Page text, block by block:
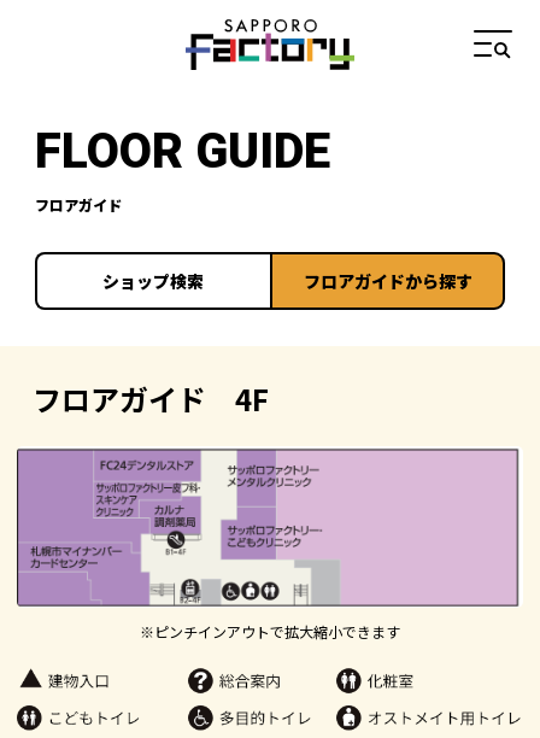
FLOOR GUIDE
フロアガイド
ショップ検索 フロアガイドから探す
フロアガイド 4F
※ピンチインアウトで拡大縮小できます